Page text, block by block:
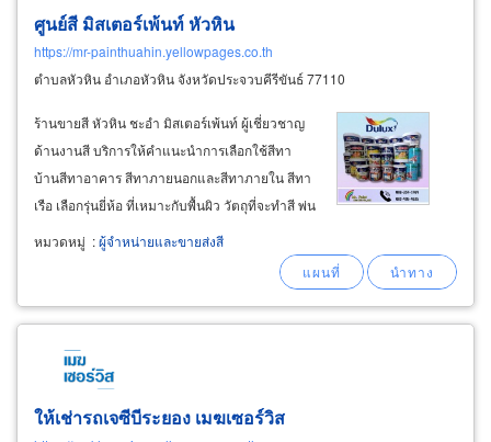
ศูนย์สี มิสเตอร์เพ้นท์ หัวหิน
https://mr-painthuahin.yellowpages.co.th
ตำบลหัวหิน อำเภอหัวหิน จังหวัดประจวบคีรีขันธ์ 77110
ร้านขายสี หัวหิน ชะอำ มิสเตอร์เพ้นท์ ผู้เชี่ยวชาญ
ด้านงานสี บริการให้คำแนะนำการเลือกใช้สีทา
บ้านสีทาอาคาร สีทาภายนอกและสีทาภายใน สีทา
เรือ เลือกรุ่นยี่ห้อ ที่เหมาะกับพื้นผิว วัตถุที่จะทำสี พ่น
สี หรือ ทาสี ให้คำแนะนำวิธีการทาสีอย่างถูกวิธี
แนะนำการใช้เครื่องมือทาสี เพื่อความสวยงาม
หมวดหมู่ :ผู้จำหน่ายและขายส่งสี
ให้เช่ารถเจซีบีระยอง เมฆเซอร์วิส